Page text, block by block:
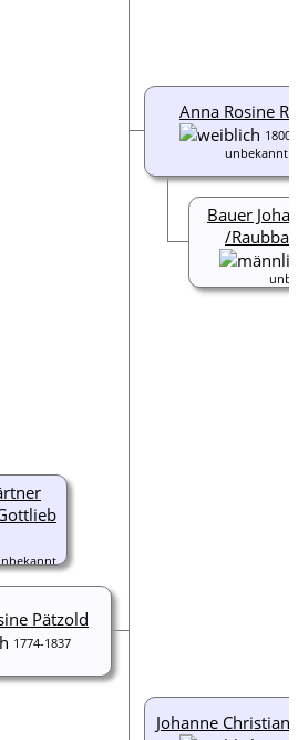
Anna Rosine
unbekannt
Bauer
/
Johanne
Pätzold
1774-1837